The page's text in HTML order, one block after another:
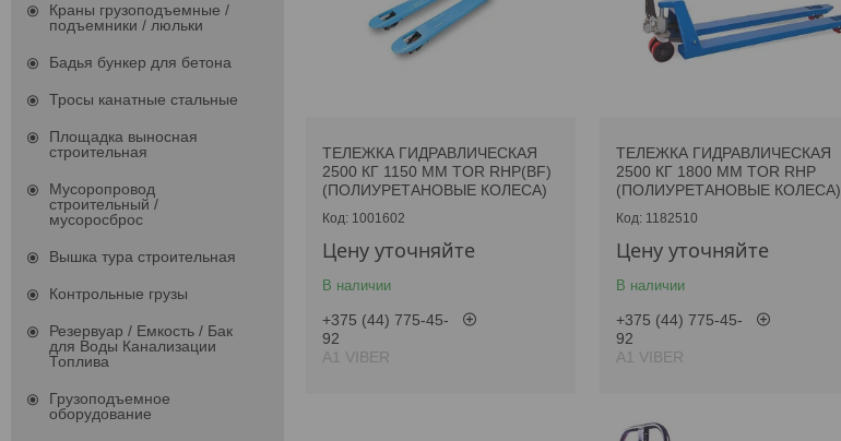
ТЕЛЕЖКА ГИДРАВЛИЧЕСКАЯ
2500 КГ 1150 ММ TOR RHP(BF)
(ПОЛИУРЕТАНОВЫЕ КОЛЕСА)
1001602
Цену уточняйте
В наличии
+375 (44) 775-45-
92
А1 VIBER
ТЕЛЕЖКА ГИДРАВЛИЧЕСКАЯ
2500 КГ 1800 ММ TOR RHP
(ПОЛИУРЕТАНОВЫЕ КОЛЕСА)
1182510
Цену уточняйте
В наличии
+375 (44) 775-45-
92
А1 VIBER
Краны грузоподъемные /
подъемники / люльки
Бадья бункер для бетона
Тросы канатные стальные
Площадка выносная
строительная
Мусоропровод
строительный /
мусоросброс
Вышка тура строительная
Контрольные грузы
Резервуар / Емкость / Бак
для Воды Канализации
Топлива
Грузоподъемное
оборудование